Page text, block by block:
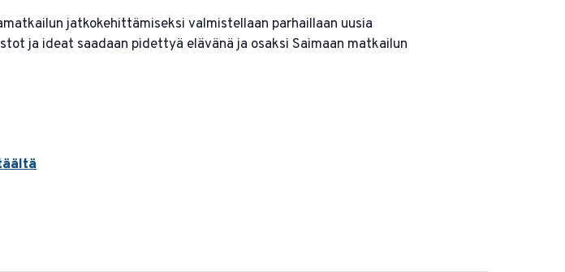
jatkokehittämiseksi valmistellaan parhaillaan uusia
ja ideat saadaan pidettyä elävänä ja osaksi Saimaan matkailun